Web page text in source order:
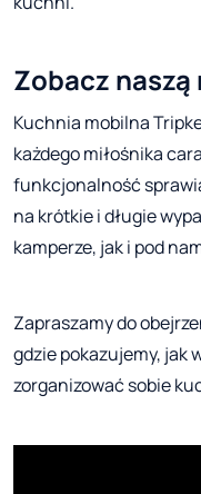
Zobacz
Kuchnia mobilna
każdego miłośnika
funkcjonalność
na krótkie i długie
kamperze, jak i pod
Zapraszamy do
gdzie pokazujemy, jak
zorganizować sobie